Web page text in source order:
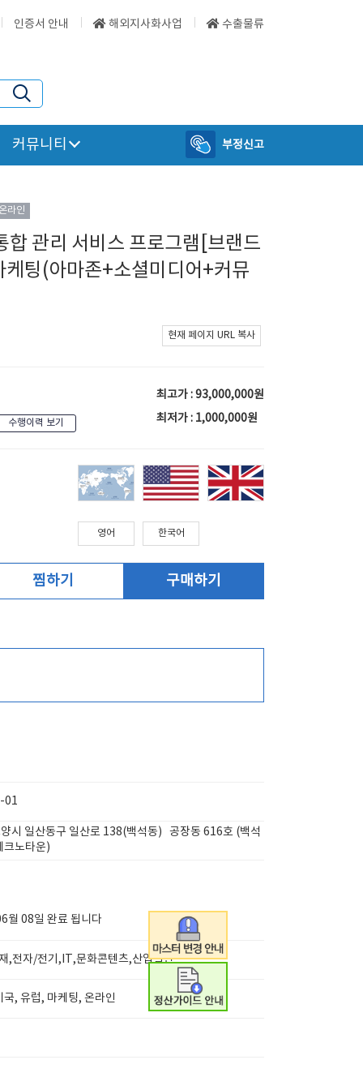
인증서 안내 해외지사화사업 수출물류
커뮤니티 부정신고
온라인
합 관리 서비스 프로그램[브랜드
팅(아마존+소셜미디어+커뮤
현재 페이지 URL 복사
수행이력 보기
최고가 : 93,000,000원
최저가 : 1,000,000원
영어 한국어
찜하기 구매하기
01
시 일산동구 일산로 138(백석동) 공장동 616호 (백석
크노타운)
월 08일 완료 됩니다
,전자/전기,IT,문화콘텐츠,산업일반
국, 유럽, 마케팅, 온라인